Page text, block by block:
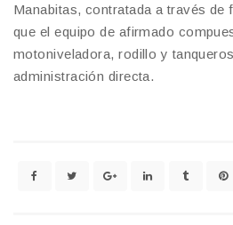
Manabitas, contratada a través de
que el equipo de afirmado
motoniveladora, rodillo y
administración directa.